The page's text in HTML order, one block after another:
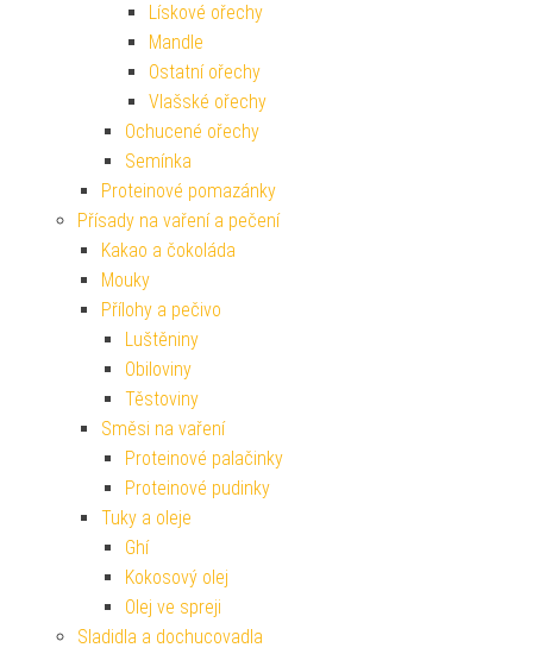
Lískové ořechy
Mandle
Ostatní ořechy
Vlašské ořechy
Ochucené ořechy
Semínka
Proteinové pomazánky
Přísady na vaření a pečení
Kakao a čokoláda
Mouky
Přílohy a pečivo
Luštěniny
Obiloviny
Těstoviny
Směsi na vaření
Proteinové palačinky
Proteinové pudinky
Tuky a oleje
Ghí
Kokosový olej
Olej ve spreji
Sladidla a dochucovadla